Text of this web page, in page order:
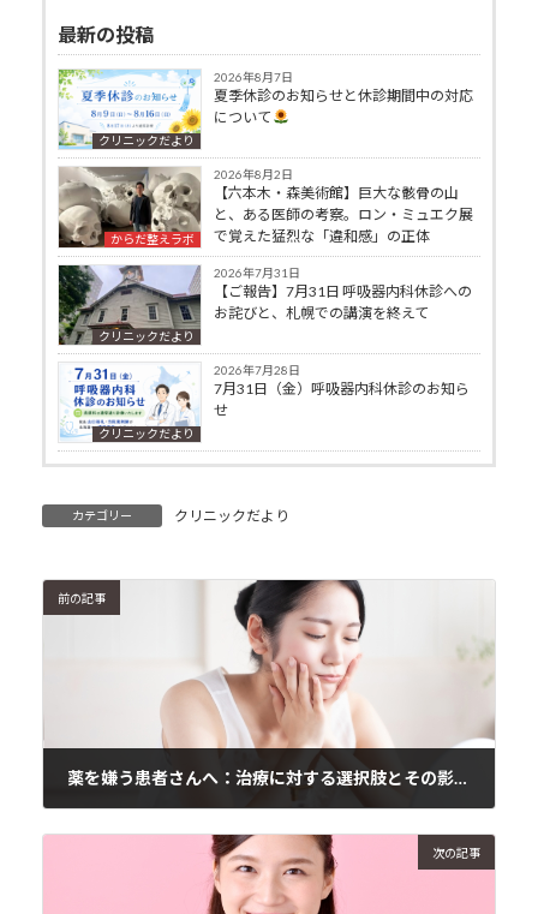
最新の投稿
クリニックだより
2026年8月7日
夏季休診のお知らせと休診期間中の対応
について
からだ整えラボ
2026年8月2日
【六本木・森美術館】巨大な骸骨の山
と、ある医師の考察。ロン・ミュエク展
で覚えた猛烈な「違和感」の正体
クリニックだより
2026年7月31日
【ご報告】7月31日 呼吸器内科休診への
お詫びと、札幌での講演を終えて
クリニックだより
2026年7月28日
7月31日（金）呼吸器内科休診のお知ら
せ
カテゴリー クリニックだより
前の記事
薬を嫌う患者さんへ：治療に対する選択肢とその影響について
次の記事